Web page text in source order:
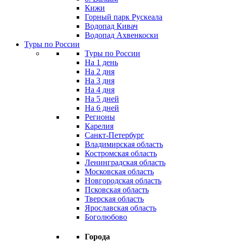
Кижи
Горный парк Рускеала
Водопад Кивач
Водопад Ахвенкоски
Туры по России
Туры по России
На 1 день
На 2 дня
На 3 дня
На 4 дня
На 5 дней
На 6 дней
Регионы
Карелия
Санкт-Петербург
Владимирская область
Костромская область
Ленинградская область
Московская область
Новгородская область
Псковская область
Тверская область
Ярославская область
Боголюбово
Города